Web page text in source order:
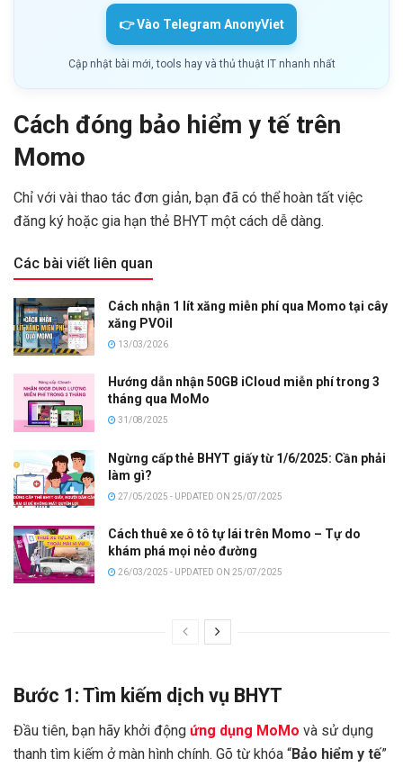
👉 Vào Telegram AnonyViet
Cập nhật bài mới, tools hay và thủ thuật IT nhanh nhất
Cách đóng bảo hiểm y tế trên
Momo
Chỉ với vài thao tác đơn giản, bạn đã có thể hoàn tất việc
đăng ký hoặc gia hạn thẻ BHYT một cách dễ dàng.
Các bài viết liên quan
Cách nhận 1 lít xăng miễn phí qua Momo tại cây
xăng PVOil
13/03/2026
Hướng dẫn nhận 50GB iCloud miễn phí trong 3
tháng qua MoMo
31/08/2025
Ngừng cấp thẻ BHYT giấy từ 1/6/2025: Cần phải
làm gì?
27/05/2025 - UPDATED ON 25/07/2025
Cách thuê xe ô tô tự lái trên Momo – Tự do
khám phá mọi nẻo đường
26/03/2025 - UPDATED ON 25/07/2025
Bước 1: Tìm kiếm dịch vụ BHYT
Đầu tiên, bạn hãy khởi động ứng dụng MoMo và sử dụng
thanh tìm kiếm ở màn hình chính. Gõ từ khóa “Bảo hiểm y tế”